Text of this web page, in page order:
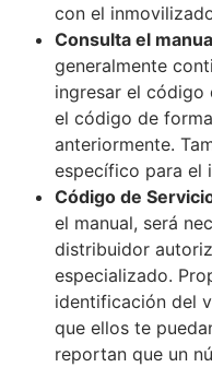
con el
Consulta el
generalmente
ingresar el código
el código de
anteriormente.
específico para el
Código de
el manual, será
distribuidor
especializado.
identificación del
que ellos te
reportan que un